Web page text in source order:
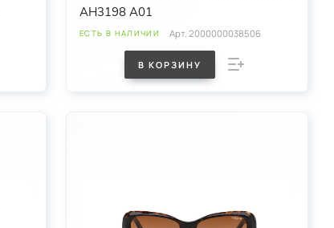
AH3198 A01
ЕСТЬ В НАЛИЧИИ Арт.2000000038506
В КОРЗИНУ